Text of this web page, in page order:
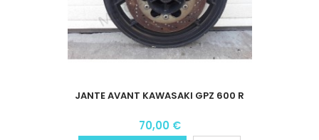
JANTE AVANT KAWASAKI GPZ 600 R
70,00 €